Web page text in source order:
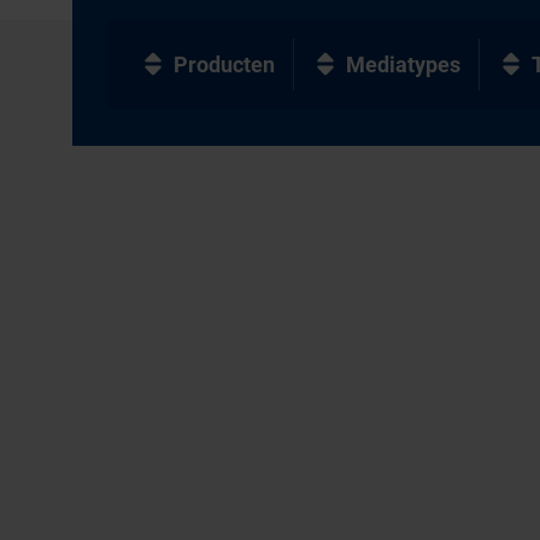
Producten Mediatypes